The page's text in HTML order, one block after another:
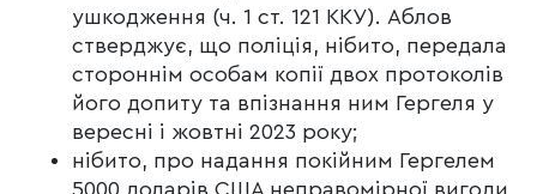
ушкодження (ч. 1 ст. 121 ККУ). Аблов
стверджує, що поліція, нібито, передала
стороннім особам копії двох протоколів
його допиту та впізнання ним Гергеля у
вересні і жовтні 2023 року;
нібито, про надання покійним Гергелем
5000 доларів США неправомірної вигоди